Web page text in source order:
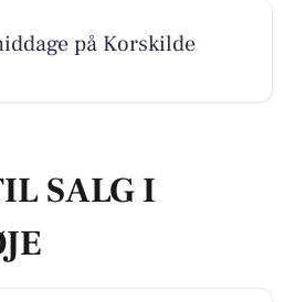
på Korskilde
SALG I